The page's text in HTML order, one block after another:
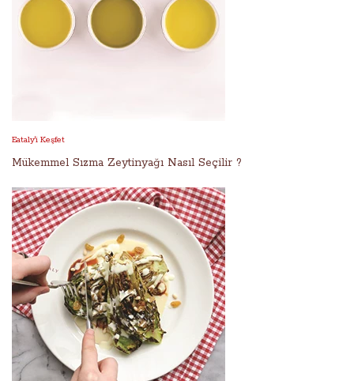
Eataly'i Keşfet
Mükemmel Sızma Zeytinyağı Nasıl Seçilir ?